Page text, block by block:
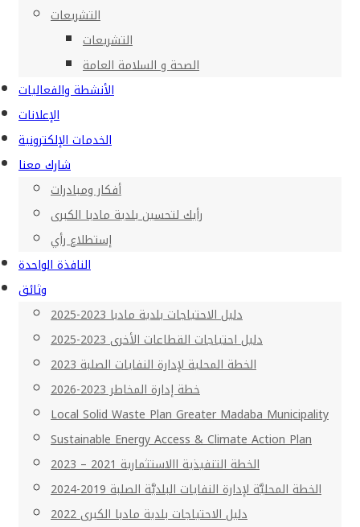
التشريعات
التشريعات
الصحة و السلامة العامة
الأنشطة والفعاليات
الإعلانات
الخدمات الإلكترونية
شارك معنا
أفكار ومبادرات
رأيك لتحسين بلدية مادبا الكبرى
إستطلاع رأي
النافذة الواحدة
وثائق
دليل الاحتياجات بلدية مادبا 2023-2025
دليل احتياجات القطاعات الأخرى 2023-2025
الخطة المحلية لإدارة النفايات الصلبة 2023
خطة إدارة المخاطر 2023-2026
Local Solid Waste Plan Greater Madaba Municipality
Sustainable Energy Access & Climate Action Plan
الخطة التنفيذية االاستثمارية 2021 – 2023
الخطة المحليَّة لإدارة النفايات البلديَّة الصلبة 2019-2024
دليل الاحتياجات بلدية مادبا الكبرى 2022